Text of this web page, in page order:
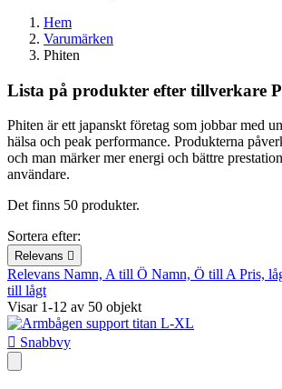
Hem
Varumärken
Phiten
Lista på produkter efter tillverkare
Phiten är ett japanskt företag som jobbar med
hälsa och peak performance. Produkterna
och man märker mer energi och bättre
användare.
Det finns 50 produkter.
Sortera efter:
Relevans 
Relevans Namn, A till Ö Namn, Ö till APris,
till lågt
Visar 1-12 av 50 objekt
 Snabbvy